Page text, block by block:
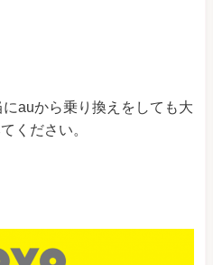
auから乗り換えをしても大
ください。